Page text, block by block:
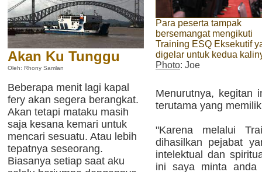
Akan Ku Tunggu
Oleh: Rhony Samlan
Beberapa menit lagi kapal
fery akan segera berangkat.
Akan tetapi mataku masih
saja kesana kemari untuk
mencari sesuatu. Atau lebih
tepatnya seseorang.
Biasanya setiap saat aku
Para peserta tampak
bersemangat mengikuti
Training ESQ Eksekutif
digelar untuk kedua
Photo: Joe
Menurutnya, kegitan
terutama yang
"Karena melalui
dihasilkan pejabat
intelektual dan
ini saya minta anda